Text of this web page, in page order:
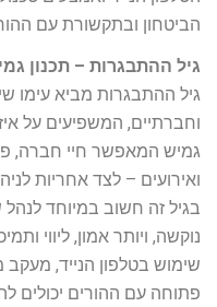
הביטחון ובתקשורת עם
גיל ההתבגרות – תכנון
גיל ההתבגרות מביא עימו
וחברתיים, המשפיעים על
גמיש המאפשר חיי חברה,
ואירועים – לצד אחריות
בגיל זה חשוב במיוחד לנהל
נוקשה, ויותר אמון, ליווי
שימוש בטלפון הנייד,
פתוחה עם ההורים יכולים